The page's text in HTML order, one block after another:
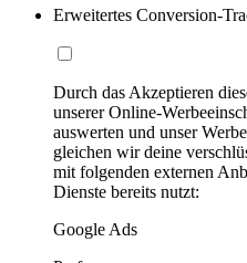
Erweitertes Conversion-
Durch das Akzeptieren
unserer Online-
auswerten und unser
gleichen wir deine
mit folgenden externen
Dienste bereits nutzt:
Google Ads